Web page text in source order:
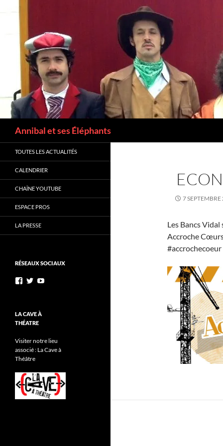
Annibal et ses Éléphants
7
Les Bancs
Accroche
#accrochecoeur
TOUTES LES ACTUALITÉS
CALENDRIER
CHAÎNE YOUTUBE
ESPACE PROS
LA PRESSE
RÉSEAUX SOCIAUX
Voir
AnnibalEtSesElephants
sur
Voir
annibal_lacave
sur
LA CAVE À
THÉATRE
Visiter notre lieu
associé : La Cave à
Théâtre